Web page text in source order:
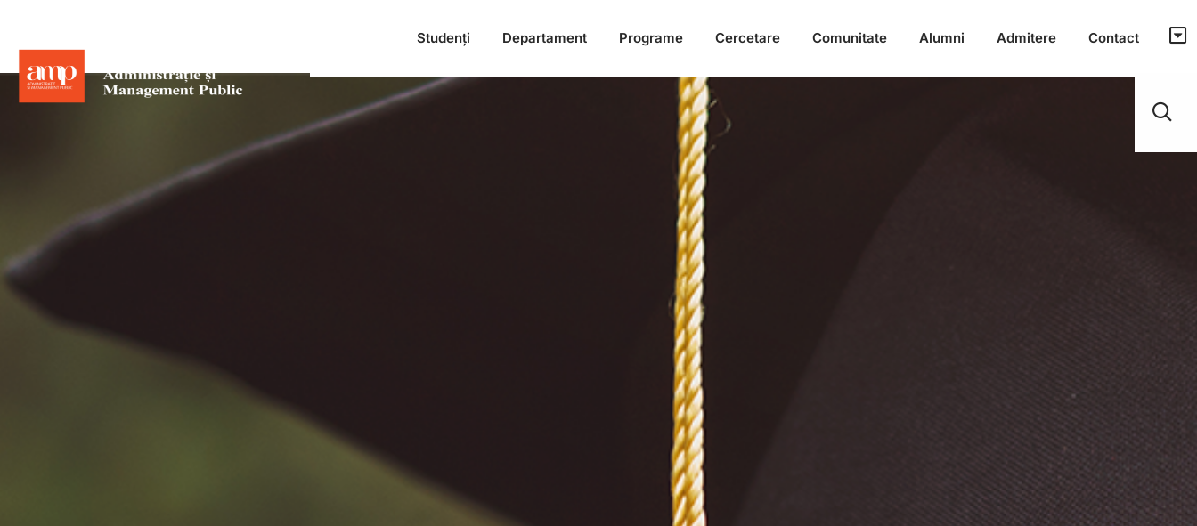
Studenți Departament Programe Cercetare Comunitate Alumni Admitere Contact